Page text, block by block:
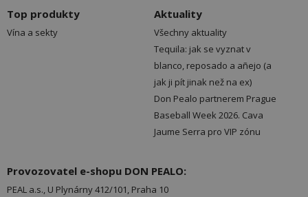
Top produkty
Vína a sekty
Aktuality
Všechny aktuality
Tequila: jak se vyznat v
blanco, reposado a añejo (a
jak ji pít jinak než na ex)
Don Pealo partnerem Prague
Baseball Week 2026. Cava
Jaume Serra pro VIP zónu
Provozovatel e-shopu DON PEALO:
PEAL a.s., U Plynárny 412/101, Praha 10